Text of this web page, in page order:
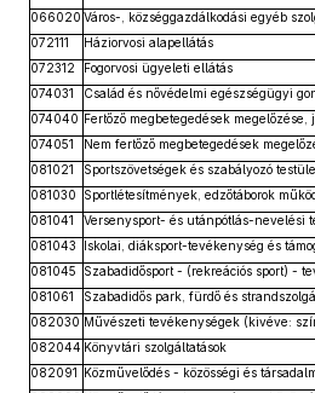
066020 Város-, községgazdálkodási egyéb
072111
Háziorvosi alapellátás
072312
Fogorvosi ügyeleti ellátás
074031
Család és nővédelmi egészségügyi
074040 Fertőző megbetegedések
074051
Nem fertőző megbetegedések
081021
Sportszövetségek és szabályozó
081030
Sportlétesítmények, edzőtáborok
081041
Versenysport- és utánpótlás-nevelési
081043
Iskolai, diáksport-tevékenység és
081045
Szabadidősport - (rekreációs sport) -
081061
Szabadidős park, fürdő és
082030 Művészeti tevékenységek (kivéve:
082044 Könyvtári szolgáltatások
082091 Közművelődés - közösségi és